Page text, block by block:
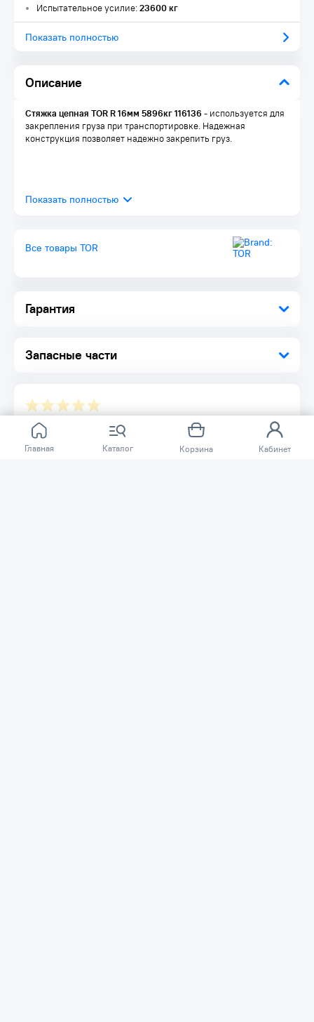
Главная Каталог Корзина Кабинет
Описание
Гарантия
Запасные части
Испытательное усилие:23600 кг
Показать полностью
Стяжка цепная TOR R 16мм 5896кг 116136 - используется для
закрепления груза при транспортировке. Надежная
конструкция позволяет надежно закрепить груз.
Все товары TOR
Отзывов ещё нет.